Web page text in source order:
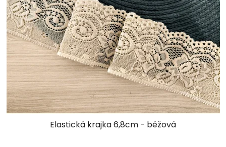
Elastická krajka 6,8cm - béžová